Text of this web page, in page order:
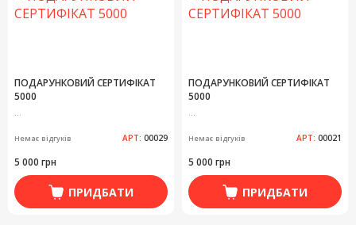
ПОДАРУНКОВИЙ СЕРТИФІКАТ
5000
...
Немає відгуків АРТ: 00029
5 000 грн
ПРИДБАТИ
ПОДАРУНКОВИЙ СЕРТИФІКАТ
5000
...
Немає відгуків АРТ: 00021
5 000 грн
ПРИДБАТИ